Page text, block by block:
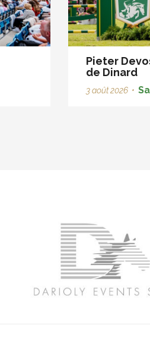
Pieter
de Dinard
3 août 2026 •